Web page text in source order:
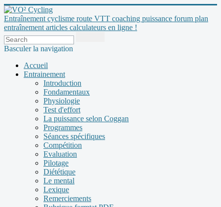
Entraînement cyclisme route VTT coaching puissance forum plan
entraînement articles calculateurs en ligne !
Basculer la navigation
Accueil
Entrainement
Introduction
Fondamentaux
Physiologie
Test d'effort
La puissance selon Coggan
Programmes
Séances spécifiques
Compétition
Evaluation
Pilotage
Diététique
Le mental
Lexique
Remerciements